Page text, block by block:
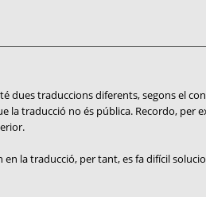
dues traduccions diferents, segons el
traducció no és pública. Recordo, per
la traducció, per tant, es fa difícil